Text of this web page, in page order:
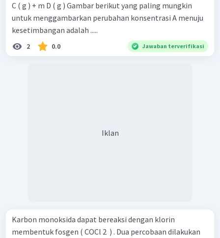
Jadi, grafik yang menunjukkan perubahan konsentrasi
C ( g ) + m D ( g ) Gambar berikut yang paling mungkin
untuk menggambarkan perubahan konsentrasi A menuju
kesetimbangan adalah .....
2 0.0 Jawaban terverifikasi
Iklan
Karbon monoksida dapat bereaksi dengan klorin
membentuk fosgen ( COCl 2 ​ ) . Dua percobaan dilakukan